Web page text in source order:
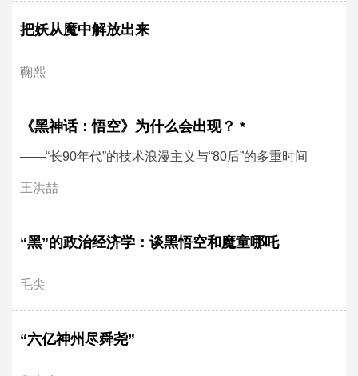
把妖从魔中解放出来
鞠熙
《黑神话：悟空》为什么会出现？ *
——“长90年代”的技术浪漫主义与“80后”的多重时间
王洪喆
“黑”的政治经济学：谈黑悟空和魔童哪吒
毛尖
“六亿神州尽舜尧”